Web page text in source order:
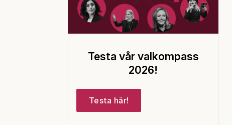
Testa vår valkompass
2026!
Testa här!